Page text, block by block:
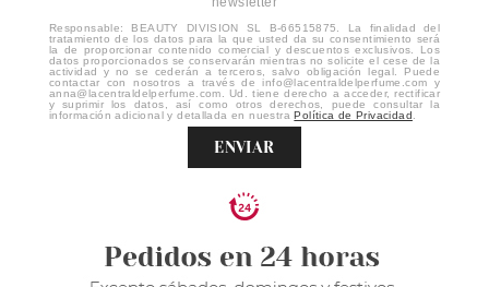
Responsable: BEAUTY DIVISION SL B-66515875. La finalidad del
tratamiento de los datos para la que usted da su consentimiento será
la de proporcionar contenido comercial y descuentos exclusivos. Los
datos proporcionados se conservarán mientras no solicite el cese de la
actividad y no se cederán a terceros, salvo obligación legal. Puede
contactar con nosotros a través de info@lacentraldelperfume.com y
anna@lacentraldelperfume.com. Ud. tiene derecho a acceder, rectificar
y suprimir los datos, así como otros derechos, puede consultar la
información adicional y detallada en nuestraPolítica de Privacidad
ENVIAR